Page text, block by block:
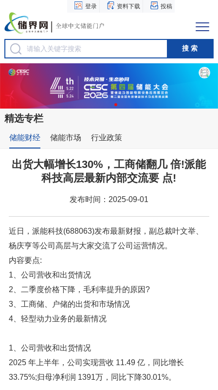
登录 资料下载 投稿
精选专栏
储能财经 储能市场 行业政策
出货大幅增长130%，工商储翻几 倍!派能
科技高层最新内部交流要 点!
发布时间：2025-09-01
近日，派能科技(688063)发布最新财报，副总裁叶文举、
杨庆亨等公司高层与大家交流了公司运营情况。
内容要点:
1、公司营收和出货情况
2、二季度价格下降，毛利率提升的原因?
3、工商储、户储的出货和市场情况
4、 轻型动力业务的最新情况
1、公司营收和出货情况
2025 年上半年，公司实现营收 11.49 亿，同比增长
33.75%;归母净利润 1391万，同比下降30.01%。